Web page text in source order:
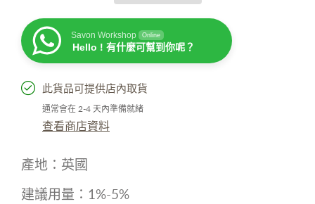
Savon Workshop Online
Hello ! 有什麼可幫到你呢？
此貨品可提供店內取貨
通常會在 2-4 天內準備就緒
查看商店資料
產地： 英國
建議用量：1 %-5%